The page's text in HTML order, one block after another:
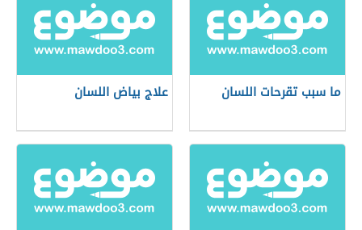
ما سبب تقرحات اللسان علاج بياض اللسان